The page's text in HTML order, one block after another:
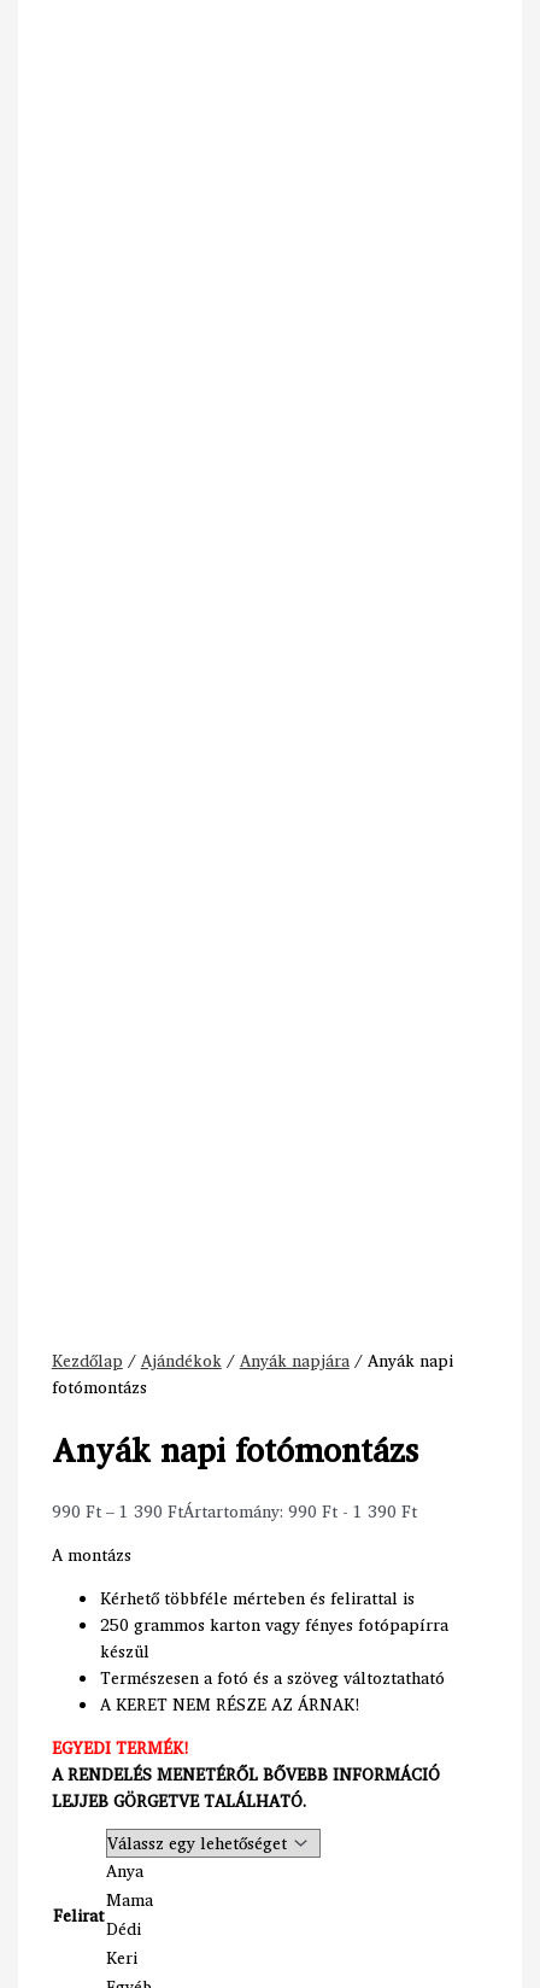
Kezdőlap /Ajándékok/Anyák napjára/ Anyák napi
fotómontázs
Anyák napi fotómontázs
990 Ft–1 390 FtÁrtartomány: 990 Ft - 1 390 Ft
A montázs
Kérhető többféle mérteben és felirattal is
250 grammos karton vagy fényes fotópapírra
készül
Természesen a fotó és a szöveg változtatható
A KERET NEM RÉSZE AZ ÁRNAK!
EGYEDI TERMÉK!
A RENDELÉS MENETÉRŐL BŐVEBB INFORMÁCIÓ
LEJJEB GÖRGETVE TALÁLHATÓ.
Felirat
Anya
Mama
Dédi
Keri